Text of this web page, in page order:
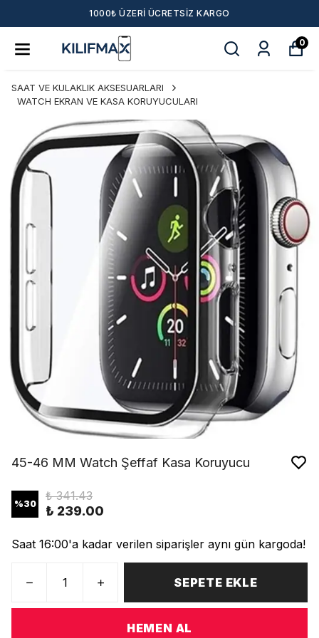
1000₺ ÜZERI ÜCRETSIZ KARGO
0
SAAT VE KULAKLIK AKSESUARLARI
WATCH EKRAN VE KASA KORUYUCULARI
45-46 MM Watch Şeffaf Kasa Koruyucu
%30
₺ 341.43
₺ 239.00
Saat 16:00'a kadar verilen siparişler aynı gün kargoda!
SEPETE EKLE
HEMEN AL